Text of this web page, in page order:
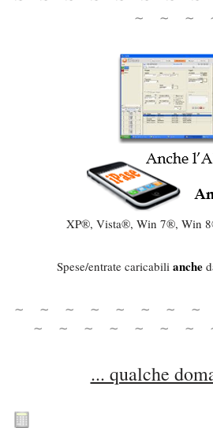
∼ ∼ ∼
XP®, Vista®, Win 7®, Win
Spese/entrate caricabili anche
∼ ∼ ∼ ∼ ∼ ∼ ∼ ∼
∼ ∼ ∼ ∼ ∼ ∼ ∼
... qualche